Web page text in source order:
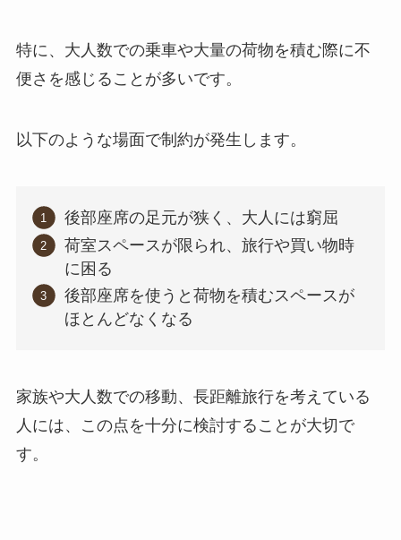
特に、大人数での乗車や大量の荷物を積む際に不
便さを感じることが多いです。
以下のような場面で制約が発生します。
後部座席の足元が狭く、大人には窮屈
荷室スペースが限られ、旅行や買い物時
に困る
後部座席を使うと荷物を積むスペースが
ほとんどなくなる
家族や大人数での移動、長距離旅行を考えている
人には、この点を十分に検討することが大切で
す。